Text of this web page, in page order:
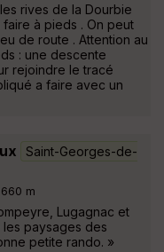
rives de la Dourbie
à pieds . On peut
de route . Attention au
: une descente
rejoindre le tracé
a faire avec un
Saint-Georges-de-
660 m
Lugagnac et
paysages des
petite rando. »